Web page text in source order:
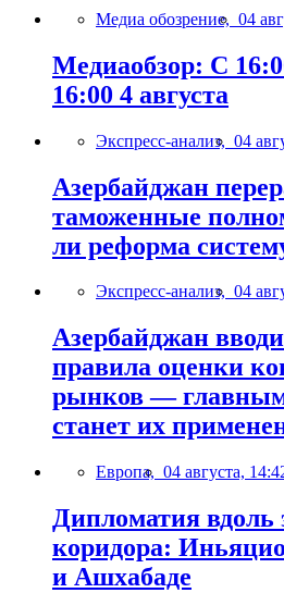
Медиа обозрение, 04
Медиаобзор: С
16:00 4 августа
Экспресс-анализ, 04
Азербайджан
таможенные
ли реформа
Экспресс-анализ, 04
Азербайджан
правила оценки
рынков —
станет их
Европа, 04 августа,
Дипломатия вдоль
коридора:
и Ашхабаде